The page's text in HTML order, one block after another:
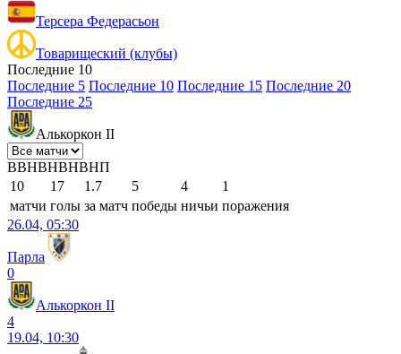
Терсера Федерасьон
Товарищеский (клубы)
Последние 10
Последние 5 Последние 10 Последние 15 Последние 20
Последние 25
Алькоркон II
ВВНВНВНВНП
10
17 1.7 5 4
1
матчи голы за матч победы ничьи поражения
26.04, 05:30
Парла
0
Алькоркон II
4
19.04, 10:30